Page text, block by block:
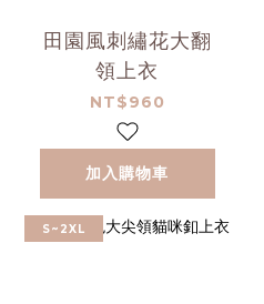
田園風刺繡花大翻
領上衣
NT$960
加入購物車
S~2XL